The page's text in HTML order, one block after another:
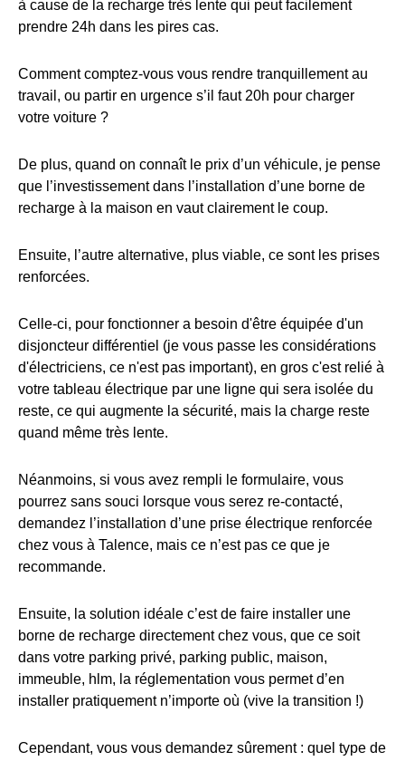
à cause de la recharge très lente qui peut facilement
prendre 24h dans les pires cas.
Comment comptez-vous vous rendre tranquillement au
travail, ou partir en urgence s’il faut 20h pour charger
votre voiture ?
De plus, quand on connaît le prix d’un véhicule, je pense
que l’investissement dans l’installation d’une borne de
recharge à la maison en vaut clairement le coup.
Ensuite, l’autre alternative, plus viable, ce sont les prises
renforcées.
Celle-ci, pour fonctionner a besoin d'être équipée d'un
disjoncteur différentiel (je vous passe les considérations
d'électriciens, ce n'est pas important), en gros c'est relié à
votre tableau électrique par une ligne qui sera isolée du
reste, ce qui augmente la sécurité, mais la charge reste
quand même très lente.
Néanmoins, si vous avez rempli le formulaire, vous
pourrez sans souci lorsque vous serez re-contacté,
demandez l’installation d’une prise électrique renforcée
chez vous à Talence, mais ce n’est pas ce que je
recommande.
Ensuite, la solution idéale c’est de faire installer une
borne de recharge directement chez vous, que ce soit
dans votre parking privé, parking public, maison,
immeuble, hlm, la réglementation vous permet d’en
installer pratiquement n’importe où (vive la transition !)
Cependant, vous vous demandez sûrement : quel type de